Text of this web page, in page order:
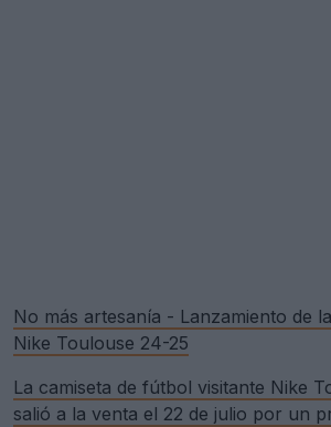
No más artesanía - Lanzamiento de
Nike Toulouse 24-25
La camiseta de fútbol visitante Nike
salió a la venta el 22 de julio por un